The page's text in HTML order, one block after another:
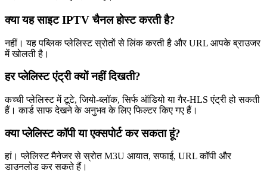
क्या यह साइट IPTV चैनल होस्ट करती है?
नहीं। यह पब्लिक प्लेलिस्ट स्रोतों से लिंक करती है और URL आपके ब्राउजर
में खोलती है।
हर प्लेलिस्ट एंट्री क्यों नहीं दिखती?
कच्ची प्लेलिस्ट में टूटे, जियो-ब्लॉक, सिर्फ ऑडियो या गैर-HLS एंट्री हो सकती
हैं। कार्ड साफ देखने के अनुभव के लिए फिल्टर किए गए हैं।
क्या प्लेलिस्ट कॉपी या एक्सपोर्ट कर सकता हूं?
हां। प्लेलिस्ट मैनेजर से स्रोत M3U आयात, सफाई, URL कॉपी और
डाउनलोड कर सकते हैं।